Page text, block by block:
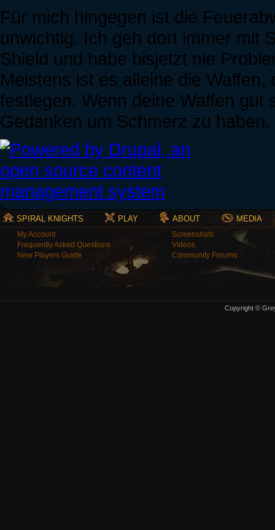
Für mich hingegen ist die
unwichtig. Ich geh dort immer mit
Shield und habe bisjetzt nie
Meistens ist es alleine die
festlegen. Wenn deine Waffen
Gedanken um Schmerz zu haben.
SPIRAL KNIGHTS PLAY ABOUT MEDIA
My Account
Frequently Asked Questions
New Players Guide
Screenshots
Videos
Community Forums
Copyright ©